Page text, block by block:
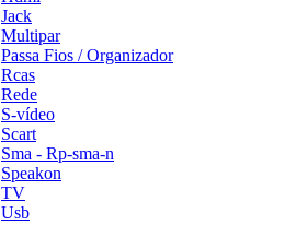
Jack
Multipar
Passa Fios / Organizador
Rcas
Rede
S-vídeo
Scart
Sma - Rp-sma-n
Speakon
TV
Usb